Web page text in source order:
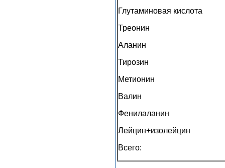
Глутаминовая кислота
Треонин
Аланин
Тирозин
Метионин
Валин
Фенилаланин
Лейцин+изолейцин
Всего: